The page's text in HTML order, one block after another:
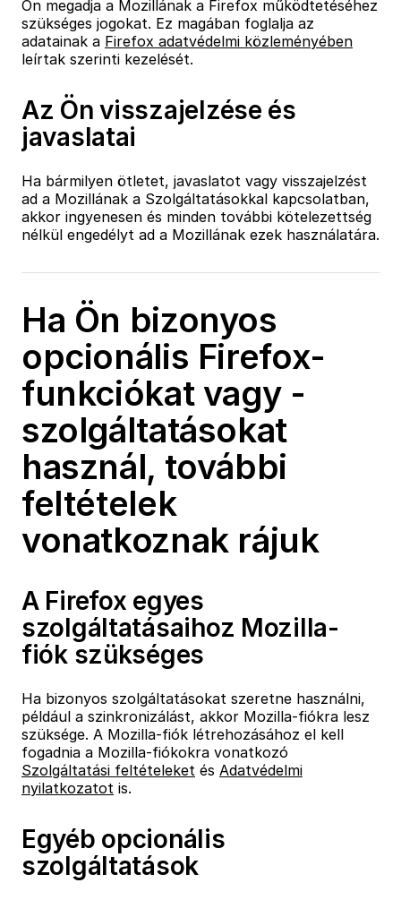
Ön megadja a Mozillának a Firefox működtetéséhez
szükséges jogokat. Ez magában foglalja az
adatainak a Firefox adatvédelmi közleményében
leírtak szerinti kezelését.
Az Ön visszajelzése és
javaslatai
Ha bármilyen ötletet, javaslatot vagy visszajelzést
ad a Mozillának a Szolgáltatásokkal kapcsolatban,
akkor ingyenesen és minden további kötelezettség
nélkül engedélyt ad a Mozillának ezek használatára.
Ha Ön bizonyos
opcionális Firefox-
funkciókat vagy -
szolgáltatásokat
használ, további
feltételek
vonatkoznak rájuk
A Firefox egyes
szolgáltatásaihoz Mozilla-
fiók szükséges
Ha bizonyos szolgáltatásokat szeretne használni,
például a szinkronizálást, akkor Mozilla-fiókra lesz
szüksége. A Mozilla-fiók létrehozásához el kell
fogadnia a Mozilla-fiókokra vonatkozó
Szolgáltatási feltételeket és Adatvédelmi
nyilatkozatot is.
Egyéb opcionális
szolgáltatások